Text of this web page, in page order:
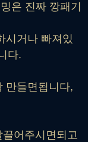
은 진짜 깡패기
시거나 빠져있
다.
만들면됩니다,
어주시면되고